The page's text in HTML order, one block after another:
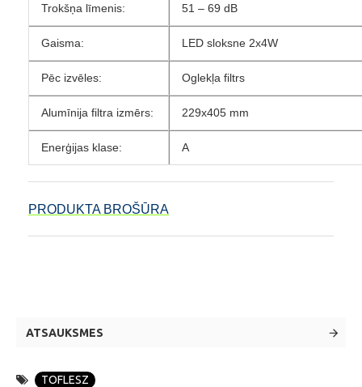
Trokšņa līmenis: 51 – 69 dB
Gaisma: LED sloksne 2x4W
Pēc izvēles: Oglekļa filtrs
Alumīnija filtra izmērs: 229x405 mm
Enerģijas klase: A
PRODUKTA BROŠŪRA
ATSAUKSMES
TOFLESZ